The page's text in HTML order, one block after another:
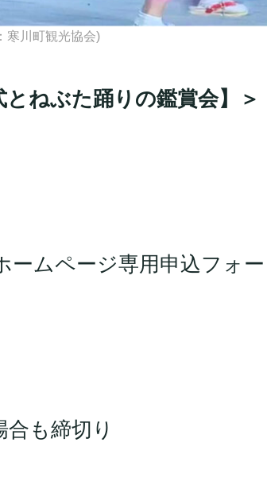
寒川町観光協会)
ねぶた踊りの鑑賞会】＞
ームページ専用申込フォー
も締切り